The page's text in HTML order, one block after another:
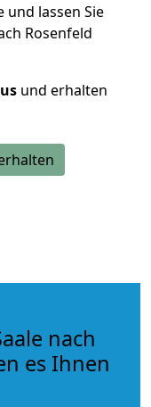
und lassen Sie
Rosenfeld
und erhalten
nach
es Ihnen